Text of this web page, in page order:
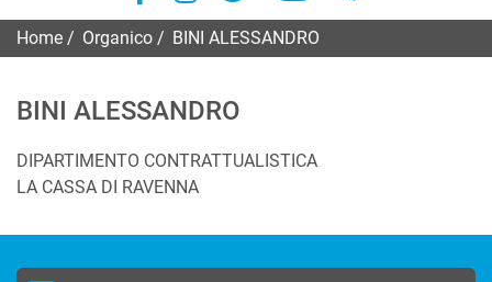
Home Organico BINI ALESSANDRO
BINI ALESSANDRO
DIPARTIMENTO CONTRATTUALISTICA
LA CASSA DI RAVENNA